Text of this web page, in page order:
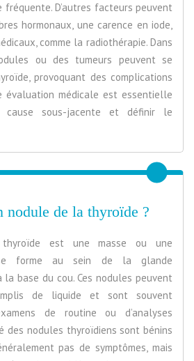
fréquente. D’autres facteurs peuvent
hormonaux, une carence en iode,
comme la radiothérapie. Dans
ou des tumeurs peuvent se
provoquant des complications
évaluation médicale est essentielle
cause sous-jacente et définir le
nodule de la thyroïde ?
est une masse ou une
forme au sein de la glande
base du cou. Ces nodules peuvent
de liquide et sont souvent
de routine ou d’analyses
des nodules thyroïdiens sont bénins
pas de symptômes, mais